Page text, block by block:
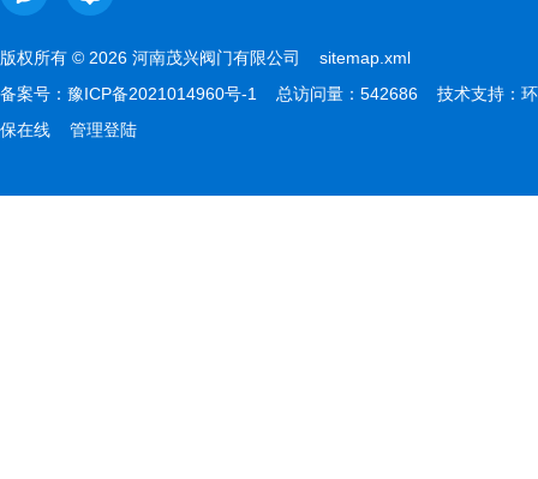
版权所有 © 2026 河南茂兴阀门有限公司 sitemap.xml
备案号： 豫ICP备2021014960号-1 总访问量：542686 技术支持： 环
保在线
管理登陆